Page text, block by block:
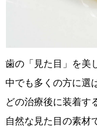
歯の「見た目」を美
中でも多くの方に選
どの治療後に装着す
自然な見た目の素材